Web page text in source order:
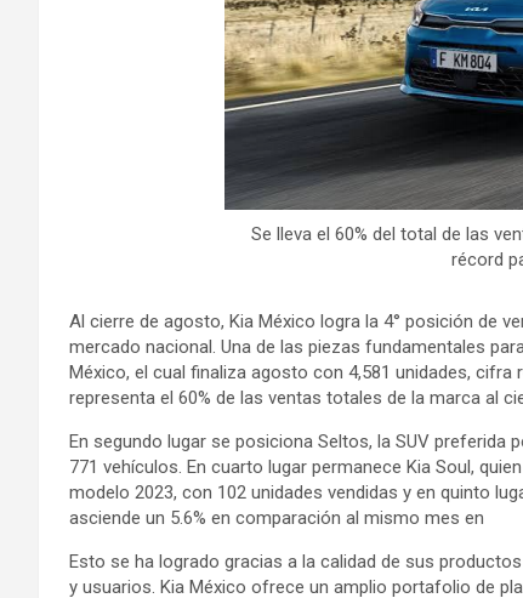
Se lleva el 60% del total de las
récord
Al cierre de agosto, Kia México logra la 4° posición de
mercado nacional. Una de las piezas fundamentales
México, el cual finaliza agosto con 4,581 unidades, cifra
representa el 60% de las ventas totales de la marca al
En segundo lugar se posiciona Seltos, la SUV preferida
771 vehículos. En cuarto lugar permanece Kia Soul,
modelo 2023, con 102 unidades vendidas y en quinto
asciende un 5.6% en comparación al mismo mes en
Esto se ha logrado gracias a la calidad de sus
y usuarios. Kia México ofrece un amplio portafolio de